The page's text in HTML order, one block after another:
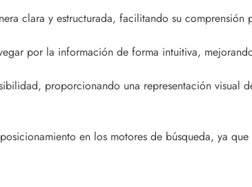
clara y estructurada, facilitando su comprensión
por la información de forma intuitiva,
proporcionando una representación visual
en los motores de búsqueda, ya